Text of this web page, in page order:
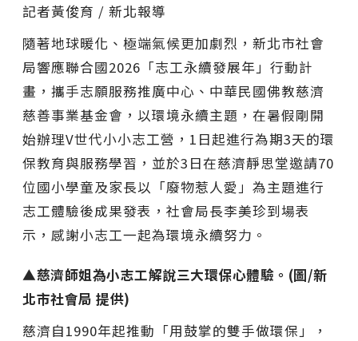
記者黃俊育 / 新北報導
隨著地球暖化、極端氣候更加劇烈，新北市社會
局響應聯合國2026「志工永續發展年」行動計
畫，攜手志願服務推廣中心、中華民國佛教慈濟
慈善事業基金會，以環境永續主題，在暑假剛開
始辦理V世代小小志工營，1日起進行為期3天的環
保教育與服務學習，並於3日在慈濟靜思堂邀請70
位國小學童及家長以「廢物惹人愛」為主題進行
志工體驗後成果發表，社會局長李美珍到場表
示，感謝小志工一起為環境永續努力。
▲慈濟師姐為小志工解說三大環保心體驗。(圖/新
北市社會局 提供)
慈濟自1990年起推動「用鼓掌的雙手做環保」，